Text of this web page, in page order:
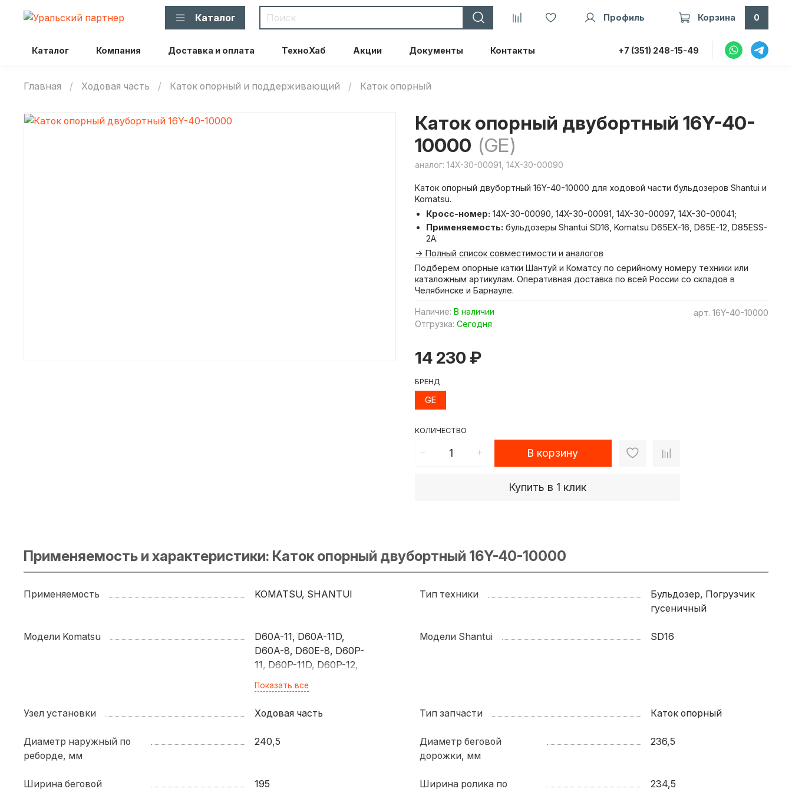
Каталог Компания Доставка и оплата ТехноХаб Акции Документы Контакты +7 (351) 248-15-49
Каталог Профиль Корзина 0
Главная Ходовая часть Каток опорный и поддерживающий Каток опорный
арт. 16Y-40-10000
Наличие: В наличии
Отгрузка: Сегодня
Каток опорный двубортный 16Y-40-
10000 (GE)
аналог: 14X-30-00091, 14X-30-00090
14 230 ₽
КОЛИЧЕСТВО
В корзину
Купить в 1 клик
БРЕНД
GE
Каток опорный двубортный 16Y-40-10000 для ходовой части бульдозеров Shantui и
Komatsu.
Кросс-номер: 14X-30-00090, 14X-30-00091, 14X-30-00097, 14X-30-00041;
Применяемость: бульдозеры Shantui SD16, Komatsu D65EX-16, D65E-12, D85ESS-
2A.
→ Полный список совместимости и аналогов
Подберем опорные катки Шантуй и Коматсу по серийному номеру техники или
каталожным артикулам. Оперативная доставка по всей России со складов в
Челябинске и Барнауле.
Применяемость и характеристики: Каток опорный двубортный 16Y-40-10000
Применяемость KOMATSU, SHANTUI Тип техники
Бульдозер, Погрузчик
гусеничный
Модели Komatsu
D60A-11, D60A-11D,
D60A-8, D60E-8, D60P-
11, D60P-11D, D60P-12,
D60P-12-E, D60P-8,
D60PL-8, D63E-12, D65A-
11, D65A-11D, D65A-8,
D65E-12, D65E-12-E,
D65E-8, D65EX-12,
D65EX-12-E, D65EX-12H,
D65EX-15E0, D65EX-16,
Показать все
Модели Shantui SD16
Узел установки Ходовая часть Тип запчасти Каток опорный
Диаметр наружный по
реборде, мм
240,5
Диаметр беговой
дорожки, мм
236,5
Ширина беговой
195
Ширина ролика по
234,5